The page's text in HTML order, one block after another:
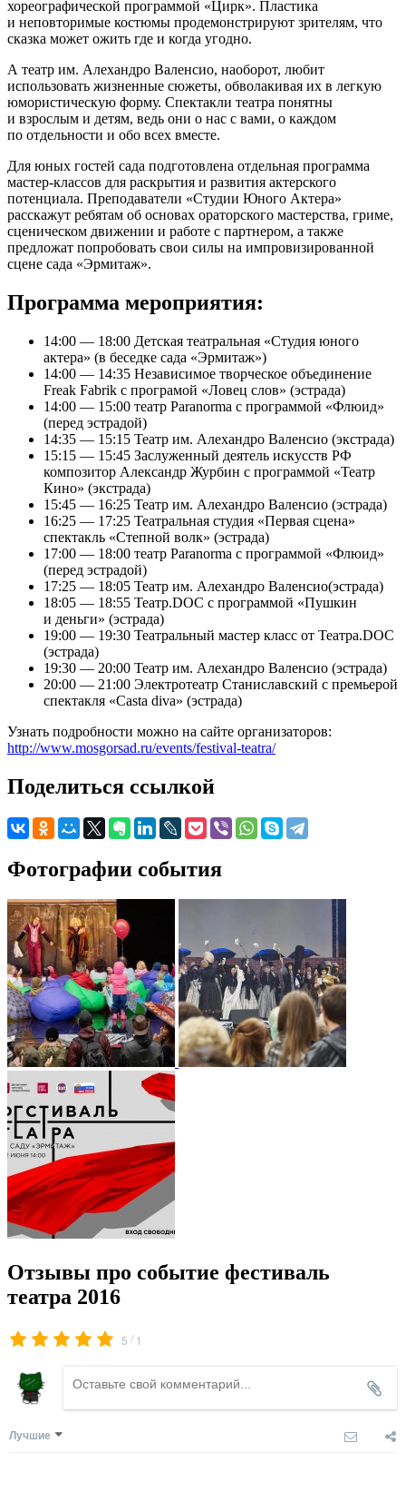
хореографической программой «Цирк». Пластика
и неповторимые костюмы продемонстрируют зрителям, что
сказка может ожить где и когда угодно.
А театр им. Алехандро Валенсио, наоборот, любит
использовать жизненные сюжеты, обволакивая их в легкую
юмористическую форму. Спектакли театра понятны
и взрослым и детям, ведь они о нас с вами, о каждом
по отдельности и обо всех вместе.
Для юных гостей сада подготовлена отдельная программа
мастер-классов для раскрытия и развития актерского
потенциала. Преподаватели «Студии Юного Актера»
расскажут ребятам об основах ораторского мастерства, гриме,
сценическом движении и работе с партнером, а также
предложат попробовать свои силы на импровизированной
сцене сада «Эрмитаж».
Программа мероприятия:
14:00 — 18:00 Детская театральная «Студия юного
актера» (в беседке сада «Эрмитаж»)
14:00 — 14:35 Независимое творческое объединение
Freak Fabrik с програмой «Ловец слов» (эстрада)
14:00 — 15:00 театр Paranorma с программой «Флюид»
(перед эстрадой)
14:35 — 15:15 Театр им. Алехандро Валенсио (экстрада)
15:15 — 15:45 Заслуженный деятель искусств РФ
композитор Александр Журбин с программой «Театр
Кино» (экстрада)
15:45 — 16:25 Театр им. Алехандро Валенсио (эстрада)
16:25 — 17:25 Театральная студия «Первая сцена»
спектакль «Степной волк» (эстрада)
17:00 — 18:00 театр Paranorma с программой «Флюид»
(перед эстрадой)
17:25 — 18:05 Театр им. Алехандро Валенсио(эстрада)
18:05 — 18:55 Театр.DOC с программой «Пушкин
и деньги» (эстрада)
19:00 — 19:30 Театральный мастер класс от Театра.DOC
(эстрада)
19:30 — 20:00 Театр им. Алехандро Валенсио (эстрада)
20:00 — 21:00 Электротеатр Станиславский с премьерой
спектакля «Casta diva» (эстрада)
Узнать подробности можно на сайте организаторов:
http://www.mosgorsad.ru/events/festival-teatra/
Поделиться ссылкой
Фотографии события
Отзывы про событие фестиваль
театра 2016
5 / 1
Лучшие